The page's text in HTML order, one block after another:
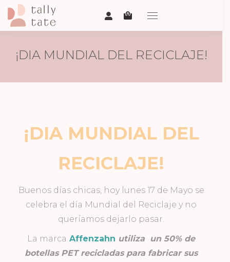
¡DIA MUNDIAL DEL RECICLAJE!
¡DIA MUNDIAL DEL
RECICLAJE!
Buenos días chicas, hoy lunes 17 de Mayo se
celebra el día Mundial del Reciclaje y no
queríamos dejarlo pasar.
La marca Affenzahn utiliza un 50% de
botellas PET recicladas para fabricar sus